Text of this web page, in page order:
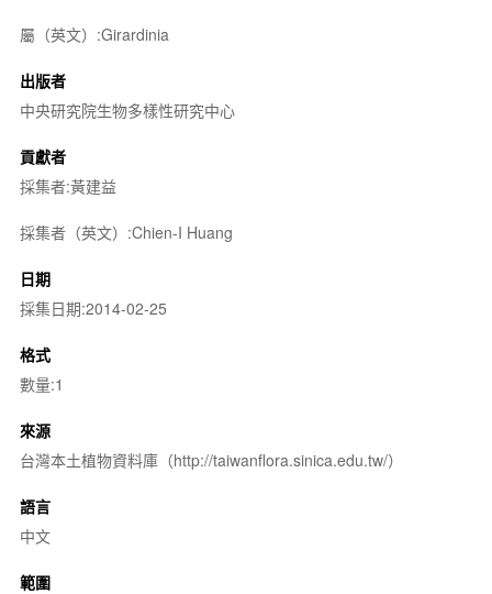
屬（英文）:Girardinia
出版者
中央研究院生物多樣性研究中心
貢獻者
採集者:黃建益
採集者（英文）:Chien-I Huang
日期
採集日期:2014-02-25
格式
數量:1
來源
台灣本土植物資料庫（http://taiwanflora.sinica.edu.tw/）
語言
中文
範圍